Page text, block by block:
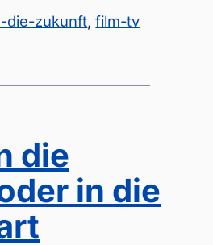
die-zukunft,film-tv
die
in die